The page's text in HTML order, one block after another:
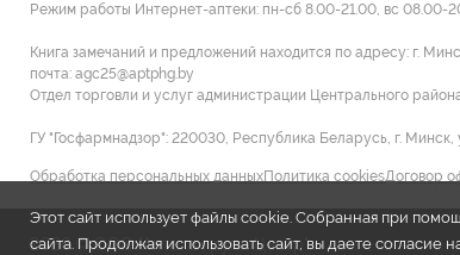
Режим работы Интернет-аптеки: пн-сб 8.00-21.00, вс 08.00-
Книга замечаний и предложений находится по адресу: г.
почта: agc25@aptphg.by
Отдел торговли и услуг администрации Центрального
ГУ "Госфармнадзор": 220030, Республика Беларусь, г. Минск,
Обработка персональных данныхПолитика cookiesДоговор
2026 © ООО "Аптека групп Центр"
Этот сайт использует файлы cookie. Собранная при
сайта. Продолжая использовать сайт, вы даете согласие